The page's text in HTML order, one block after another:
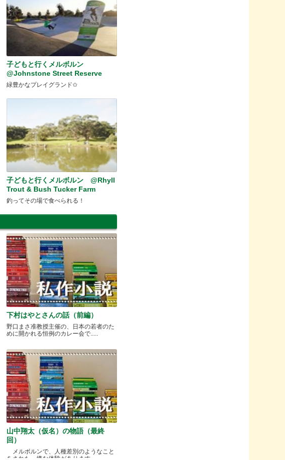
子どもと行くメルボルン
@Johnstone Street Reserve
緑豊かなプレイグランド✩
子どもと行くメルボルン @Rhyll
Trout & Bush Tucker Farm
釣ってその場で食べられる！
下村はやとさんの話（前編）
野口まさ准教授主催の、日本の若者のた
めに開かれる恒例のカレー会で.....
山中翔太（仮名）の物語（最終
回）
メルボルンで、人種差別のようなこと
をされた、嫌な体験があります.....